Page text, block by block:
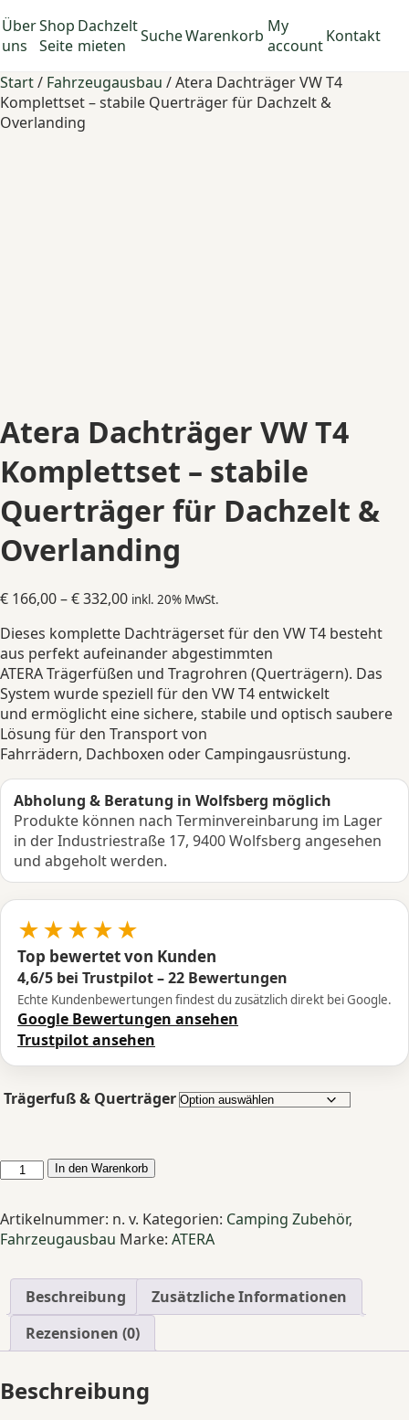
Über
uns
Shop
Seite
Dachzelt
mieten
SucheWarenkorb My
account Kontakt
Start/ Fahrzeugausbau / Atera Dachträger VW T4
Komplettset – stabile Querträger für Dachzelt &
Overlanding
Atera Dachträger VW T4
Komplettset – stabile
Querträger für Dachzelt &
Overlanding
€ 166,00–€332,00Preisspanne:
bis
€ 332,00
inkl. 20% MwSt.
Dieses komplette Dachträgerset für den VW T4 besteht
aus perfekt aufeinander abgestimmten
ATERA Trägerfüßen und Tragrohren (Querträgern). Das
System wurde speziell für den VW T4 entwickelt
und ermöglicht eine sichere, stabile und optisch saubere
Lösung für den Transport von
Fahrrädern, Dachboxen oder Campingausrüstung.
Abholung & Beratung in Wolfsberg möglich
Produkte können nach Terminvereinbarung im Lager
in der Industriestraße 17, 9400 Wolfsberg angesehen
und abgeholt werden.
★★★★★
Top bewertet von Kunden
4,6/5 bei Trustpilot – 22 Bewertungen
Echte Kundenbewertungen findest du zusätzlich direkt bei Google.
Google Bewertungen ansehen
Trustpilot ansehen
Trägerfuß & Querträger
Atera
T4
Komplettset
stabile
Querträger
Dachzelt
Overlanding
In den Warenkorb
Artikelnummer: n. v. Kategorien: Camping Zubehör,
Fahrzeugausbau Marke: ATERA
Beschreibung
Zusätzliche Informationen
Rezensionen (0)
Beschreibung